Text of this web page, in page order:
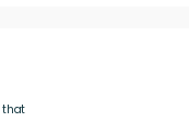
that